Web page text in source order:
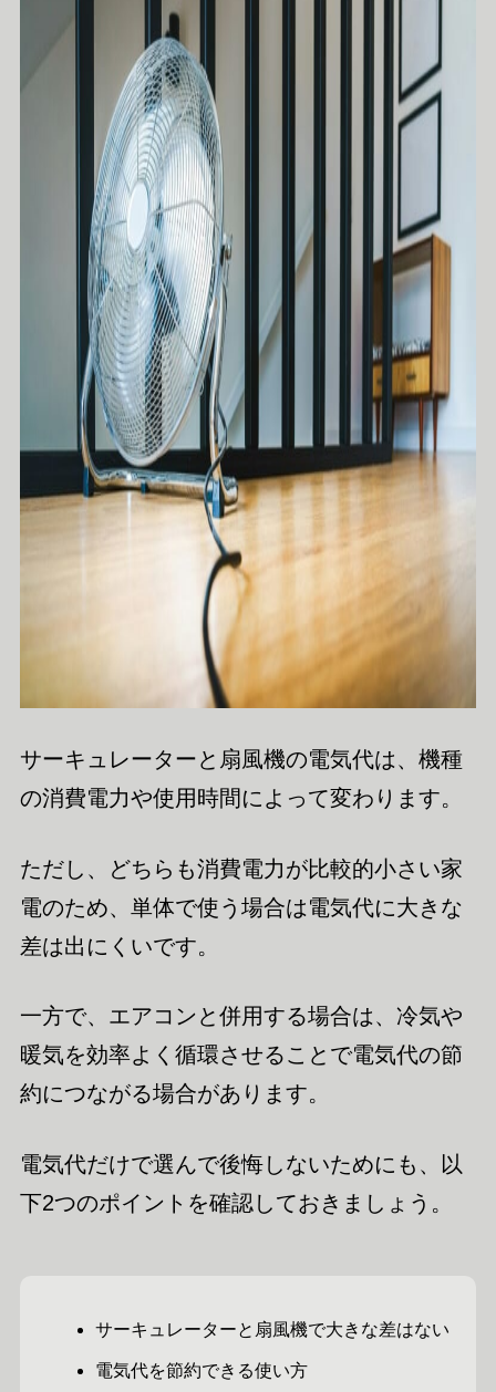
サーキュレーターと扇風機の電気代は、機種
の消費電力や使用時間によって変わります。
ただし、どちらも消費電力が比較的小さい家
電のため、単体で使う場合は電気代に大きな
差は出にくいです。
一方で、エアコンと併用する場合は、冷気や
暖気を効率よく循環させることで電気代の節
約につながる場合があります。
電気代だけで選んで後悔しないためにも、以
下2つのポイントを確認しておきましょう。
サーキュレーターと扇風機で大きな差はない
電気代を節約できる使い方